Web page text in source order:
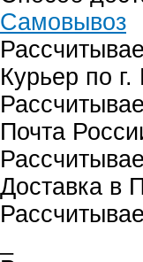
Самовывоз
Курьер по
Почта
Доставка в